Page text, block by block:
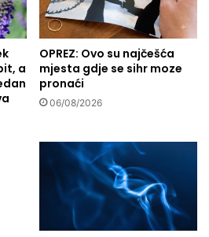
a
OPREZ: Ovo su najčešća
mjesta gdje se sihr moze
pronaći
06/08/2026